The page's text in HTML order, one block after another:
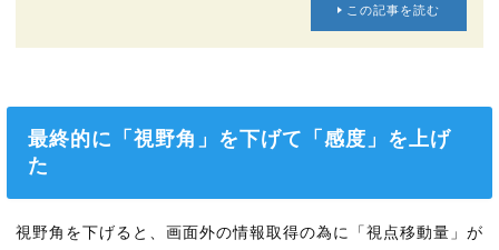
この記事を読む
最終的に「視野角」を下げて「感度」を上げ
た
視野角を下げると、画面外の情報取得の為に「視点移動量」が